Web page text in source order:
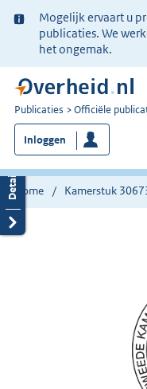
Ter
informatie:
Mogelijk ervaart u
publicaties. We
het ongemak.
U
bent
nu
hier:
Publicaties Officiële
Inloggen
Home Kamerstuk